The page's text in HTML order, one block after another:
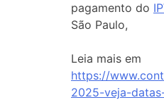
pagamento do
São Paulo,
Leia mais em
https://
2025-veja-